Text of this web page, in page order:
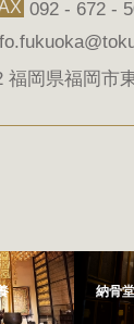
092 - 672 -
福岡県福岡市
納骨堂